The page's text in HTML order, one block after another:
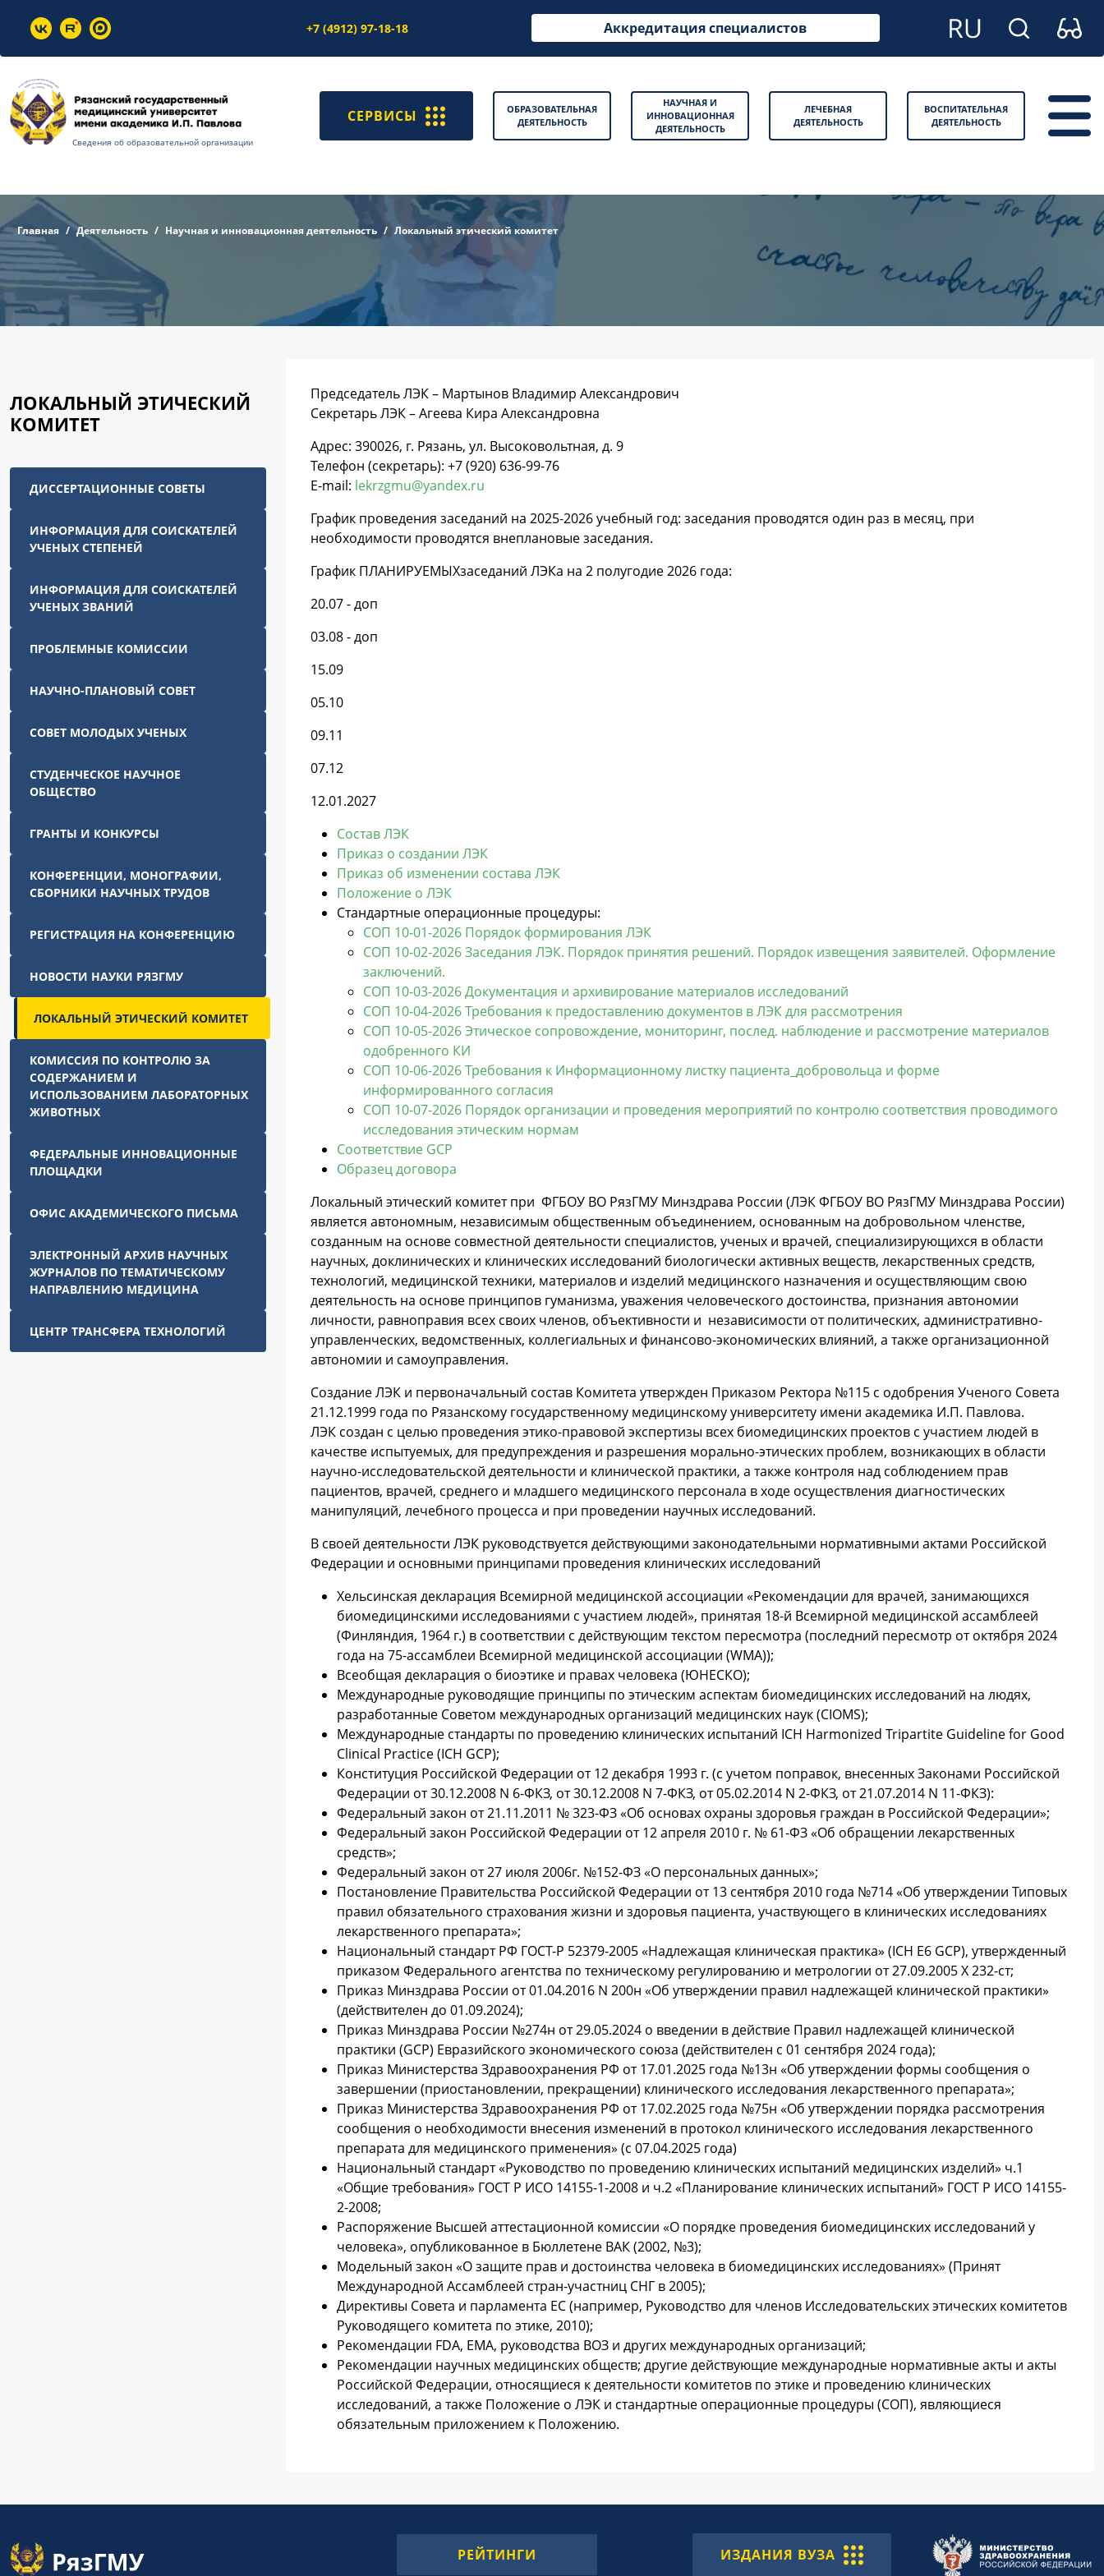
+7 (4912) 97-18-18 Аккредитация специалистов
Сведения об образовательной организации
СЕРВИСЫ
ОБРАЗОВАТЕЛЬНАЯ
ДЕЯТЕЛЬНОСТЬ
НАУЧНАЯ И
ИННОВАЦИОННАЯ
ДЕЯТЕЛЬНОСТЬ
ЛЕЧЕБНАЯ
ДЕЯТЕЛЬНОСТЬ
ВОСПИТАТЕЛЬНАЯ
ДЕЯТЕЛЬНОСТЬ
Главная Деятельность Научная и инновационная деятельность Локальный этический комитет
ЛОКАЛЬНЫЙ ЭТИЧЕСКИЙ
КОМИТЕТ
ДИССЕРТАЦИОННЫЕ СОВЕТЫ
ИНФОРМАЦИЯ ДЛЯ СОИСКАТЕЛЕЙ
УЧЕНЫХ СТЕПЕНЕЙ
ИНФОРМАЦИЯ ДЛЯ СОИСКАТЕЛЕЙ
УЧЕНЫХ ЗВАНИЙ
ПРОБЛЕМНЫЕ КОМИССИИ
НАУЧНО-ПЛАНОВЫЙ СОВЕТ
СОВЕТ МОЛОДЫХ УЧЕНЫХ
СТУДЕНЧЕСКОЕ НАУЧНОЕ
ОБЩЕСТВО
ГРАНТЫ И КОНКУРСЫ
КОНФЕРЕНЦИИ, МОНОГРАФИИ,
СБОРНИКИ НАУЧНЫХ ТРУДОВ
РЕГИСТРАЦИЯ НА КОНФЕРЕНЦИЮ
НОВОСТИ НАУКИ РЯЗГМУ
ЛОКАЛЬНЫЙ ЭТИЧЕСКИЙ КОМИТЕТ
КОМИССИЯ ПО КОНТРОЛЮ ЗА
СОДЕРЖАНИЕМ И
ИСПОЛЬЗОВАНИЕМ ЛАБОРАТОРНЫХ
ЖИВОТНЫХ
ФЕДЕРАЛЬНЫЕ ИННОВАЦИОННЫЕ
ПЛОЩАДКИ
ОФИС АКАДЕМИЧЕСКОГО ПИСЬМА
ЭЛЕКТРОННЫЙ АРХИВ НАУЧНЫХ
ЖУРНАЛОВ ПО ТЕМАТИЧЕСКОМУ
НАПРАВЛЕНИЮ МЕДИЦИНА
ЦЕНТР ТРАНСФЕРА ТЕХНОЛОГИЙ
Председатель ЛЭК – Мартынов Владимир Александрович
Секретарь ЛЭК – Агеева Кира Александровна
Адрес: 390026, г. Рязань, ул. Высоковольтная, д. 9
Телефон (секретарь): +7 (920) 636-99-76
Е-mail: lekrzgmu@yandex.ru
График проведения заседаний на 2025-2026 учебный год: заседания проводятся один раз в месяц, при
необходимости проводятся внеплановые заседания.
График ПЛАНИРУЕМЫХзаседаний ЛЭКа на 2 полугодие 2026 года:
20.07 - доп
03.08 - доп
15.09
05.10
09.11
07.12
12.01.2027
Состав ЛЭК
Приказ о создании ЛЭК
Приказ об изменении состава ЛЭК
Положение о ЛЭК
Стандартные операционные процедуры:
СОП 10-01-2026 Порядок формирования ЛЭК
СОП 10-02-2026 Заседания ЛЭК. Порядок принятия решений. Порядок извещения заявителей. Оформление
заключений.
СОП 10-03-2026 Документация и архивирование материалов исследований
СОП 10-04-2026 Требования к предоставлению документов в ЛЭК для рассмотрения
СОП 10-05-2026 Этическое сопровождение, мониторинг, послед. наблюдение и рассмотрение материалов
одобренного КИ
СОП 10-06-2026 Требования к Информационному листку пациента_добровольца и форме
информированного согласия
СОП 10-07-2026 Порядок организации и проведения мероприятий по контролю соответствия проводимого
исследования этическим нормам
Соответствие GCP
Образец договора
Локальный этический комитет при ФГБОУ ВО РязГМУ Минздрава России (ЛЭК ФГБОУ ВО РязГМУ Минздрава России)
является автономным, независимым общественным объединением, основанным на добровольном членстве,
созданным на основе совместной деятельности специалистов, ученых и врачей, специализирующихся в области
научных, доклинических и клинических исследований биологически активных веществ, лекарственных средств,
технологий, медицинской техники, материалов и изделий медицинского назначения и осуществляющим свою
деятельность на основе принципов гуманизма, уважения человеческого достоинства, признания автономии
личности, равноправия всех своих членов, объективности и независимости от политических, административно-
управленческих, ведомственных, коллегиальных и финансово-экономических влияний, а также организационной
автономии и самоуправления.
Создание ЛЭК и первоначальный состав Комитета утвержден Приказом Ректора №115 с одобрения Ученого Совета
21.12.1999 года по Рязанскому государственному медицинскому университету имени академика И.П. Павлова.
ЛЭК создан с целью проведения этико-правовой экспертизы всех биомедицинских проектов с участием людей в
качестве испытуемых, для предупреждения и разрешения морально-этических проблем, возникающих в области
научно-исследовательской деятельности и клинической практики, а также контроля над соблюдением прав
пациентов, врачей, среднего и младшего медицинского персонала в ходе осуществления диагностических
манипуляций, лечебного процесса и при проведении научных исследований.
В своей деятельности ЛЭК руководствуется действующими законодательными нормативными актами Российской
Федерации и основными принципами проведения клинических исследований
Хельсинская декларация Всемирной медицинской ассоциации «Рекомендации для врачей, занимающихся
биомедицинскими исследованиями с участием людей», принятая 18-й Всемирной медицинской ассамблеей
(Финляндия, 1964 г.) в соответствии с действующим текстом пересмотра (последний пересмотр от октября 2024
года на 75-ассамблеи Всемирной медицинской ассоциации (WMA));
Всеобщая декларация о биоэтике и правах человека (ЮНЕСКО);
Международные руководящие принципы по этическим аспектам биомедицинских исследований на людях,
разработанные Советом международных организаций медицинских наук (CIOMS);
Международные стандарты по проведению клинических испытаний ICH Harmonized Tripartite Guideline for Good
Clinical Practice (ICH GCP);
Конституция Российской Федерации от 12 декабря 1993 г. (с учетом поправок, внесенных Законами Российской
Федерации от 30.12.2008 N 6-ФКЗ, от 30.12.2008 N 7-ФКЗ, от 05.02.2014 N 2-ФКЗ, от 21.07.2014 N 11-ФКЗ):
Федеральный закон от 21.11.2011 № 323-ФЗ «Об основах охраны здоровья граждан в Российской Федерации»;
Федеральный закон Российской Федерации от 12 апреля 2010 г. № 61-ФЗ «Об обращении лекарственных
средств»;
Федеральный закон от 27 июля 2006г. №152-ФЗ «О персональных данных»;
Постановление Правительства Российской Федерации от 13 сентября 2010 года №714 «Об утверждении Типовых
правил обязательного страхования жизни и здоровья пациента, участвующего в клинических исследованиях
лекарственного препарата»;
Национальный стандарт РФ ГОСТ-Р 52379-2005 «Надлежащая клиническая практика» (ICH Е6 GCP), утвержденный
приказом Федерального агентства по техническому регулированию и метрологии от 27.09.2005 Х 232-ст;
Приказ Минздрава России от 01.04.2016 N 200н «Об утверждении правил надлежащей клинической практики»
(действителен до 01.09.2024);
Приказ Минздрава России №274н от 29.05.2024 о введении в действие Правил надлежащей клинической
практики (GCP) Евразийского экономического союза (действителен с 01 сентября 2024 года);
Приказ Министерства Здравоохранения РФ от 17.01.2025 года №13н «Об утверждении формы сообщения о
завершении (приостановлении, прекращении) клинического исследования лекарственного препарата»;
Приказ Министерства Здравоохранения РФ от 17.02.2025 года №75н «Об утверждении порядка рассмотрения
сообщения о необходимости внесения изменений в протокол клинического исследования лекарственного
препарата для медицинского применения» (с 07.04.2025 года)
Национальный стандарт «Руководство по проведению клинических испытаний медицинских изделий» ч.1
«Общие требования» ГОСТ Р ИСО 14155-1-2008 и ч.2 «Планирование клинических испытаний» ГОСТ Р ИСО 14155-
2-2008;
Распоряжение Высшей аттестационной комиссии «О порядке проведения биомедицинских исследований у
человека», опубликованное в Бюллетене ВАК (2002, №3);
Модельный закон «О защите прав и достоинства человека в биомедицинских исследованиях» (Принят
Международной Ассамблеей стран-участниц СНГ в 2005);
Директивы Совета и парламента ЕС (например, Руководство для членов Исследовательских этических комитетов
Руководящего комитета по этике, 2010);
Рекомендации FDA, ЕМА, руководства ВОЗ и других международных организаций;
Рекомендации научных медицинских обществ; другие действующие международные нормативные акты и акты
Российской Федерации, относящиеся к деятельности комитетов по этике и проведению клинических
исследований, а также Положение о ЛЭК и стандартные операционные процедуры (СОП), являющиеся
обязательным приложением к Положению.
РЕЙТИНГИ ИЗДАНИЯ ВУЗА